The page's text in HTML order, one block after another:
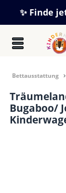
Zum✨ Finde
Bettausstattung
Bugaboo/